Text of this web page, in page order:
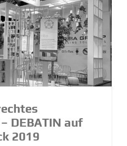
DEBATIN auf
2019